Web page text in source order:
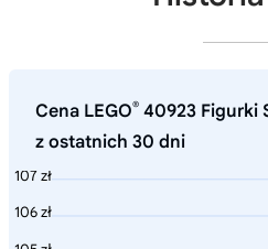
Cena LEGO® 40923 Figurki
z ostatnich 30 dni
107 zł
106 zł